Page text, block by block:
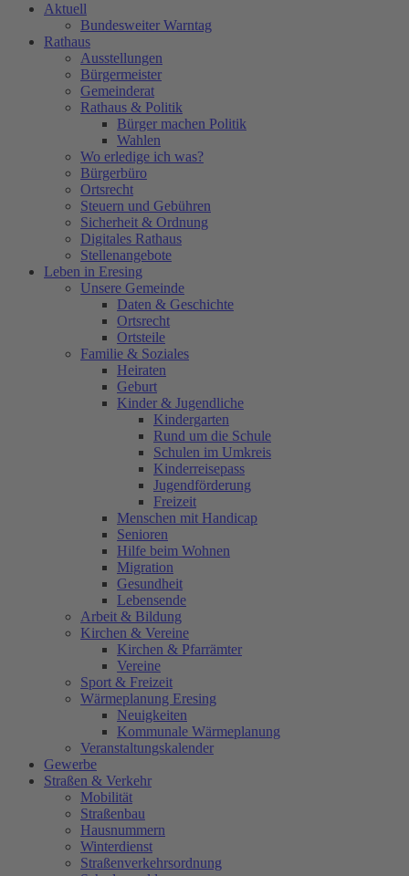
Aktuell
Bundesweiter Warntag
Rathaus
Ausstellungen
Bürgermeister
Gemeinderat
Rathaus & Politik
Bürger machen Politik
Wahlen
Wo erledige ich was?
Bürgerbüro
Ortsrecht
Steuern und Gebühren
Sicherheit & Ordnung
Digitales Rathaus
Stellenangebote
Leben in Eresing
Unsere Gemeinde
Daten & Geschichte
Ortsrecht
Ortsteile
Familie & Soziales
Heiraten
Geburt
Kinder & Jugendliche
Kindergarten
Rund um die Schule
Schulen im Umkreis
Kinderreisepass
Jugendförderung
Freizeit
Menschen mit Handicap
Senioren
Hilfe beim Wohnen
Migration
Gesundheit
Lebensende
Arbeit & Bildung
Kirchen & Vereine
Kirchen & Pfarrämter
Vereine
Sport & Freizeit
Wärmeplanung Eresing
Neuigkeiten
Kommunale Wärmeplanung
Veranstaltungskalender
Gewerbe
Straßen & Verkehr
Mobilität
Straßenbau
Hausnummern
Winterdienst
Straßenverkehrsordnung